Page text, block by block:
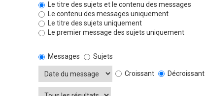
Le titre des sujets et le contenu des messages
Le contenu des messages uniquement
Le titre des sujets uniquement
Le premier message des sujets uniquement
Messages
Sujets
Croissant Décroissant